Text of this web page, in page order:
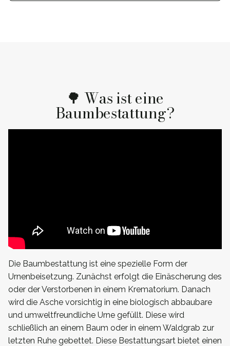
🌳 Was ist eine
Baumbestattung?
Die Baumbestattung ist eine spezielle Form der
Urnenbeisetzung. Zunächst erfolgt die Einäscherung des
oder der Verstorbenen in einem Krematorium. Danach
wird die Asche vorsichtig in eine biologisch abbaubare
und umweltfreundliche Urne gefüllt. Diese wird
schließlich an einem Baum oder in einem Waldgrab zur
letzten Ruhe gebettet. Diese Bestattungsart bietet einen